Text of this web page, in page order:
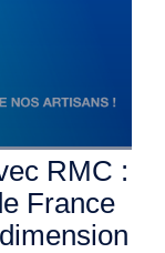
RMC :
France